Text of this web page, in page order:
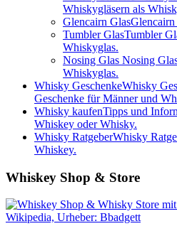
Whiskygläsern als
Glencairn GlasGlencairn
Tumbler GlasTumbler
Whiskyglas.
Nosing Glas Nosing
Whiskyglas.
Whisky GeschenkeWhisky
Geschenke für Männer und
Whisky kaufenTipps und
Whiskey oder Whisky.
Whisky RatgeberWhisky
Whiskey.
Whiskey Shop & Store